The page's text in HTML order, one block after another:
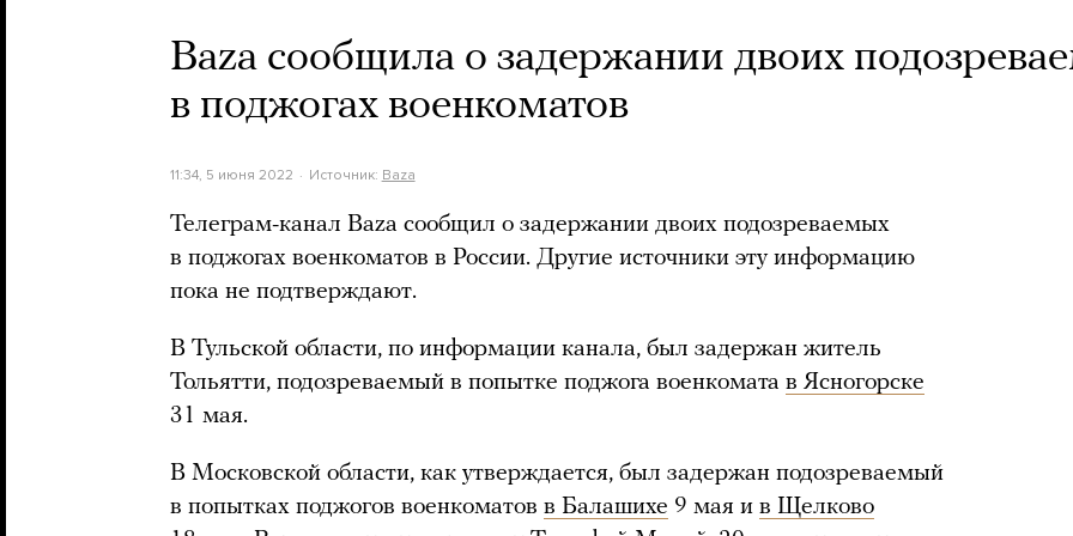
Baza сообщила о задержании двоих
в поджогах военкоматов
11:34, 5 июня 2022 Источник: Baza
Телеграм-канал Baza сообщил о задержании двоих подозреваемых
в поджогах военкоматов в России. Другие источники эту информацию
пока не подтверждают.
В Тульской области, по информации канала, был задержан житель
Тольятти, подозреваемый в попытке поджога военкомата в Ясногорске
31 мая.
В Московской области, как утверждается, был задержан подозреваемый
в попытках поджогов военкоматов в Балашихе 9 мая и в Щелково